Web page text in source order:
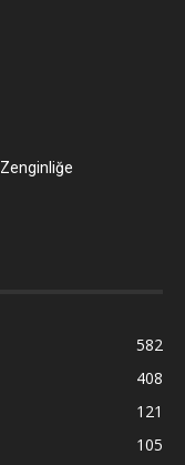
582
408
121
105